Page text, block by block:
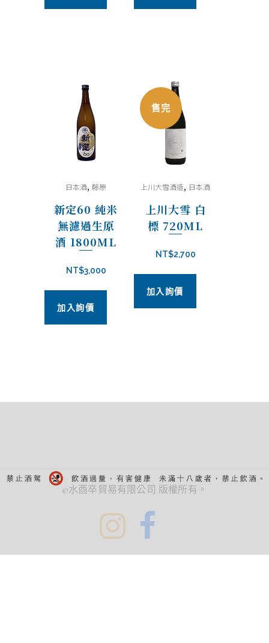
日本酒, 藤原
新定60 純米
無濾過生原
酒 1800ML
NT$3,000
加入詢價
售完
上川大雪酒造, 日本酒
上川大雪 白
標 720ML
NT$2,700
加入詢價
©水酉卒貿易有限公司 版權所有。